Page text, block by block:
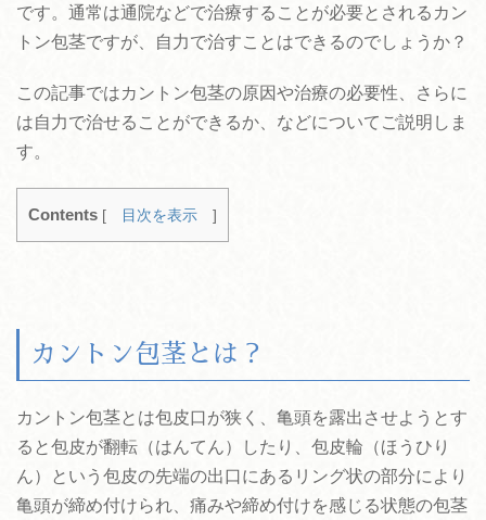
です。通常は通院などで治療することが必要とされるカン
トン包茎ですが、自力で治すことはできるのでしょうか？
この記事ではカントン包茎の原因や治療の必要性、さらに
は自力で治せることができるか、などについてご説明しま
す。
Contents [ 目次を表示 ]
カントン包茎とは？
カントン包茎とは包皮口が狭く、亀頭を露出させようとす
ると包皮が翻転（はんてん）したり、包皮輪（ほうひり
ん）という包皮の先端の出口にあるリング状の部分により
亀頭が締め付けられ、痛みや締め付けを感じる状態の包茎